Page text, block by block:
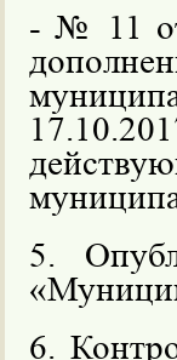
- № 11
5.
6.